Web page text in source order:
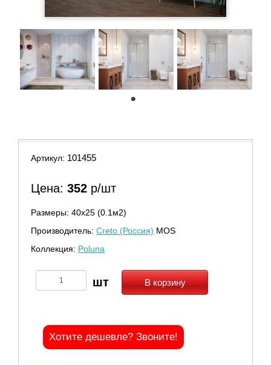
Артикул: 101455
Цена: 352 р/шт
Размеры: 40х25 (0.1м2)
Производитель: Creto (Россия) MOS
Коллекция: Poluna
В корзину
Хотите дешевле? Звоните!